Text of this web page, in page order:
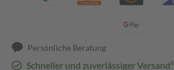
Persönliche Beratung
Schneller und zuverlässiger Versand³